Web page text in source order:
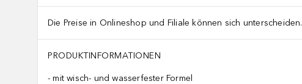
Die Preise in Onlineshop und Filiale können sich unterscheiden.
PRODUKTINFORMATIONEN
mit wisch- und wasserfester Formel